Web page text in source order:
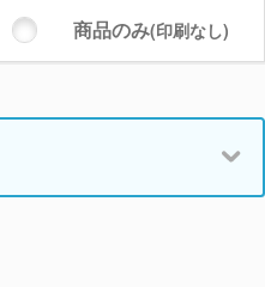
商品のみ(印刷なし)